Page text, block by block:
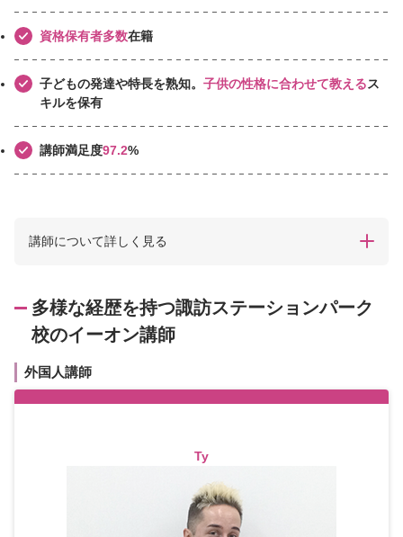
資格保有者多数在籍
子どもの発達や特長を熟知。 子供の性格に合わせて教えるス
キルを保有
講師満足度97.2%
講師について詳しく見る
多様な経歴を持つ諏訪ステーションパーク
校のイーオン講師
外国人講師
Ty